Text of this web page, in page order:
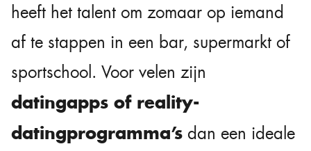
heeft het talent om zomaar op iemand
af te stappen in een bar, supermarkt of
sportschool. Voor velen zijn
datingapps of reality-
datingprogramma’s dan een ideale